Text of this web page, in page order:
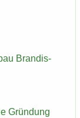
Brandis-​
Grün­dung